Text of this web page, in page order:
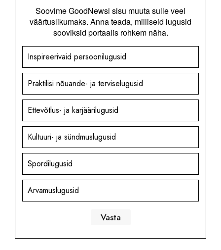
Soovime GoodNewsi sisu muuta sulle veel
väärtuslikumaks. Anna teada, milliseid lugusid
sooviksid portaalis rohkem näha.
Inspireerivaid persoonilugusid
Praktilisi nõuande- ja terviselugusid
Ettevõtlus- ja karjäärilugusid
Kultuuri- ja sündmuslugusid
Spordilugusid
Arvamuslugusid